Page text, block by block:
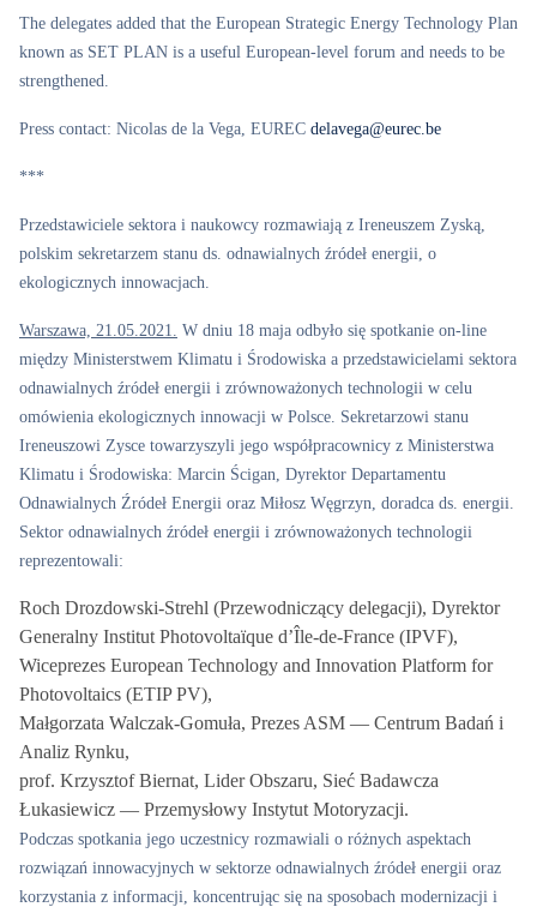
The delegates added that the European Strategic Energy Technology Plan
known as SET PLAN is a useful European-level forum and needs to be
strengthened.
Press contact: Nicolas de la Vega, EUREC delavega@eurec.be
***
Przedstawiciele sektora i naukowcy rozmawiają z Ireneuszem Zyską,
polskim sekretarzem stanu ds. odnawialnych źródeł energii, o
ekologicznych innowacjach.
Warszawa, 21.05.2021.
W dniu 18 maja odbyło się spotkanie on-line
między Ministerstwem Klimatu i Środowiska a przedstawicielami sektora
odnawialnych źródeł energii i zrównoważonych technologii w celu
omówienia ekologicznych innowacji w Polsce. Sekretarzowi stanu
Ireneuszowi Zysce towarzyszyli jego współpracownicy z Ministerstwa
Klimatu i Środowiska: Marcin Ścigan, Dyrektor Departamentu
Odnawialnych Źródeł Energii oraz Miłosz Węgrzyn, doradca ds. energii.
Sektor odnawialnych źródeł energii i zrównoważonych technologii
reprezentowali:
Roch Drozdowski-Strehl (Przewodniczący delegacji), Dyrektor
Generalny Institut Photovoltaïque d’Île-de-France (IPVF),
Wiceprezes European Technology and Innovation Platform for
Photovoltaics (ETIP PV),
Małgorzata Walczak-Gomuła, Prezes ASM — Centrum Badań i
Analiz Rynku,
prof. Krzysztof Biernat, Lider Obszaru, Sieć Badawcza
Łukasiewicz — Przemysłowy Instytut Motoryzacji.
Podczas spotkania jego uczestnicy rozmawiali o różnych aspektach
rozwiązań innowacyjnych w sektorze odnawialnych źródeł energii oraz
korzystania z informacji, koncentrując się na sposobach modernizacji i